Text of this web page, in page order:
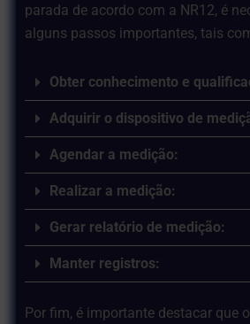
parada de acordo com a NR12, é
alguns passos importantes, tais
Obter conhecimento e
Adquirir o dispositivo de
Agendar a medição:
Realizar a medição:
Gerar relatório de medição:
Manter registros:
Por fim, é importante destacar que